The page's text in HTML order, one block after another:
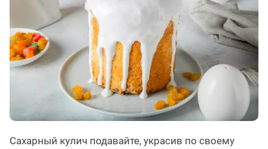
Сахарный кулич подавайте, украсив по своему